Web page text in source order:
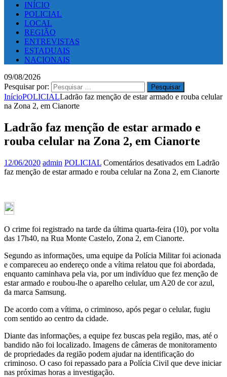
INÍCIO
POLICIAL
LOCAL
REGIÃO
ENTREVISTAS
ESTADUAIS
NACIONAIS
09/08/2026
Pesquisar por:
InícioPOLICIALLadrão faz menção de estar armado e rouba celular
na Zona 2, em Cianorte
Ladrão faz menção de estar armado e
rouba celular na Zona 2, em Cianorte
12/06/2020 admin POLICIAL Comentários desativados em Ladrão
faz menção de estar armado e rouba celular na Zona 2, em Cianorte
O crime foi registrado na tarde da última quarta-feira (10), por volta
das 17h40, na Rua Monte Castelo, Zona 2, em Cianorte.
Segundo as informações, uma equipe da Polícia Militar foi acionada
e compareceu ao endereço onde a vítima relatou que foi abordada,
enquanto caminhava pela via, por um indivíduo que fez menção de
estar armado e roubou-lhe o aparelho celular, um A20 de cor azul,
da marca Samsung.
De acordo com a vítima, o criminoso, após pegar o celular, fugiu
com sentido ao centro da cidade.
Diante das informações, a equipe fez buscas pela região, mas, até o
bandido não foi localizado. Imagens de câmeras de monitoramento
de propriedades da região podem ajudar na identificação do
criminoso. O caso foi repassado para a Polícia Civil que deve iniciar
nas próximas horas a investigação.